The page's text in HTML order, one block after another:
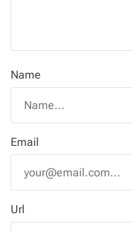
Name
Email
Url